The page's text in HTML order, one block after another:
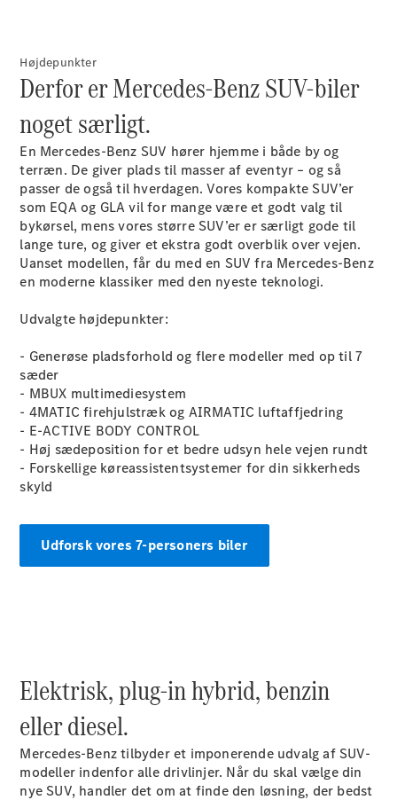
Højdepunkter
Derfor er Mercedes-Benz SUV-biler
noget særligt.
En Mercedes-Benz SUV hører hjemme i både by og
terræn. De giver plads til masser af eventyr – og så
passer de også til hverdagen. Vores kompakte SUV’er
som EQA og GLA vil for mange være et godt valg til
bykørsel, mens vores større SUV’er er særligt gode til
lange ture, og giver et ekstra godt overblik over vejen.
Uanset modellen, får du med en SUV fra Mercedes-Benz
en moderne klassiker med den nyeste teknologi.
Udvalgte højdepunkter:
- Generøse pladsforhold og flere modeller med op til 7
sæder
- MBUX multimediesystem
- 4MATIC firehjulstræk og AIRMATIC luftaffjedring
- E-ACTIVE BODY CONTROL
- Høj sædeposition for et bedre udsyn hele vejen rundt
- Forskellige køreassistentsystemer for din sikkerheds
skyld
Udforsk vores 7-personers biler
Elektrisk, plug-in hybrid, benzin
eller diesel.
Mercedes-Benz tilbyder et imponerende udvalg af SUV-
modeller indenfor alle drivlinjer. Når du skal vælge din
nye SUV, handler det om at finde den løsning, der bedst